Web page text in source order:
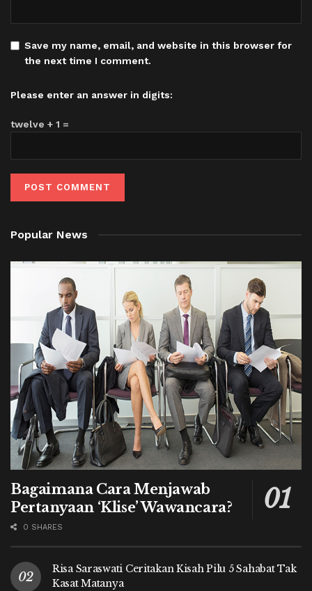
Save my name, email, and website in this browser for
the next time I comment.
Please enter an answer in digits:
twelve + 1 =
Popular News
Bagaimana Cara Menjawab
Pertanyaan ‘Klise’ Wawancara?
0 SHARES
Risa Saraswati Ceritakan Kisah Pilu 5 Sahabat Tak
Kasat Matanya